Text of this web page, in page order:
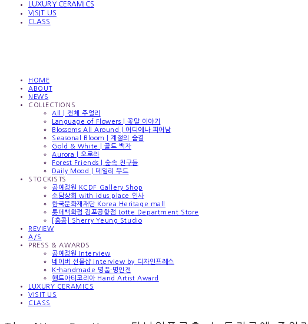
LUXURY CERAMICS
VISIT US
CLASS
HOME
ABOUT
NEWS
COLLECTIONS
All | 전체 주얼리
Language of Flowers | 꽃말 이야기
Blossoms All Around | 어디에나 피어남
Seasonal Bloom | 계절의 숨결
Gold & White | 골드 백자
Aurora | 오로라
Forest Friends | 숲속 친구들
Daily Mood | 데일리 무드
STOCKISTS
공예정원 KCDF Gallery Shop
소담상회 with idus place 인사
한국문화재재단 Korea Heritage mall
롯데백화점 김포공항점 Lotte Department Store
[홍콩] Sherry Yeung Studio
REVIEW
A/S
PRESS & AWARDS
공예정원 Interview
네이버 선물샵 interview by 디자인프레스
K-handmade 명품·명인전
핸드아티코리아 Hand Artist Award
LUXURY CERAMICS
VISIT US
CLASS